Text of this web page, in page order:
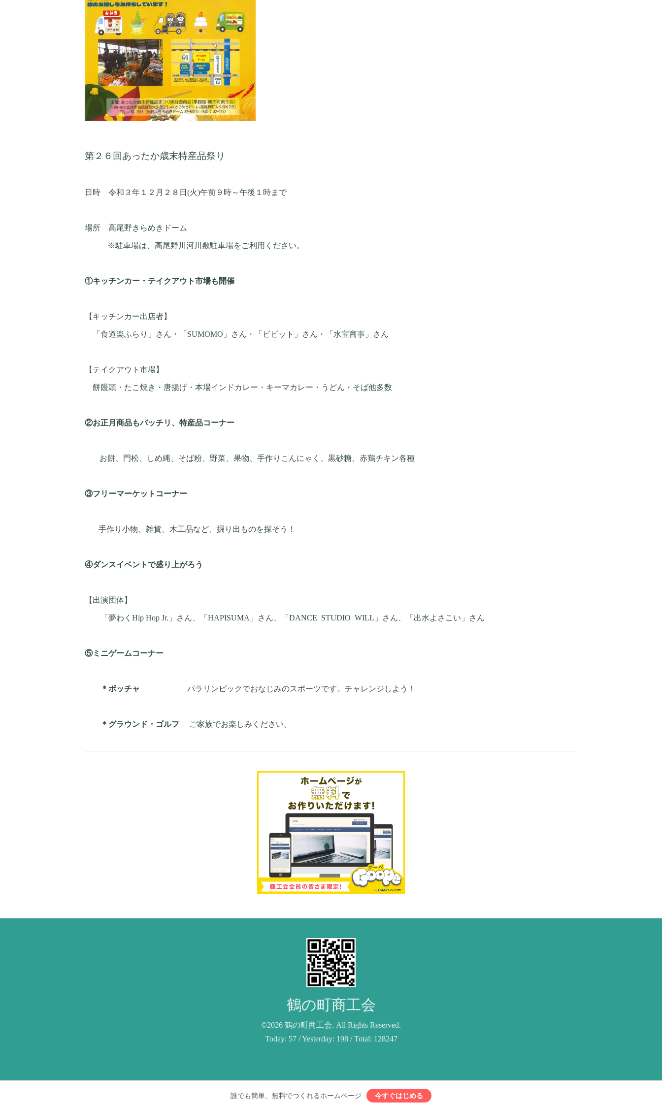
第２６回あったか歳末特産品祭り
日時 令和３年１２月２８日 (火)午前９時～午後１時まで
場所 高尾野きらめきドーム
※駐車場は、高尾野川河川敷駐車場をご利用ください。
①キッチンカー・テイクアウト市場も開催
【キッチンカー出店者】
「食道楽ふらり」さん・「 SUMOMO 」さん・「ビビット」さん・「水宝商事」さん
【テイクアウト市場】
餅饅頭・たこ焼き・唐揚げ・本場インドカレー・キーマカレー・うどん・そば他多数
②お正月商品もバッチリ、特産品コーナー
お餅、門松、しめ縄、そば粉、野菜、果物、手作りこんにゃく、黒砂糖、赤鶏チキン各種
③フリーマーケットコーナー
手作り小物、雑貨、木工品など、掘り出ものを探そう！
④ダンスイベントで盛り上がろう
【出演団体】
「夢わく Hip Hop Jr. 」さん、「 HAPISUMA 」さん、「 DANCE STUDIO WILL 」さん、 「出水よさこい」さん
⑤ミニゲームコーナー
＊ボッチャ パラリンピックでおなじみのスポーツです。チャレンジしよう！
＊グラウンド・ゴルフ ご家族でお楽しみください。
鶴の町商工会
©2026 鶴の町商工会. All Rights Reserved.
Today: 57/ Yesterday: 198/ Total: 128247
誰でも簡単、無料でつくれるホームページ 今すぐはじめる